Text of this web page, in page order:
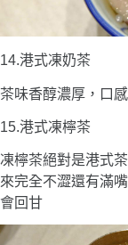
14.港式凍奶茶
茶味香醇濃厚，口
15.港式凍檸茶
凍檸茶絕對是港式
來完全不澀還有滿
會回甘